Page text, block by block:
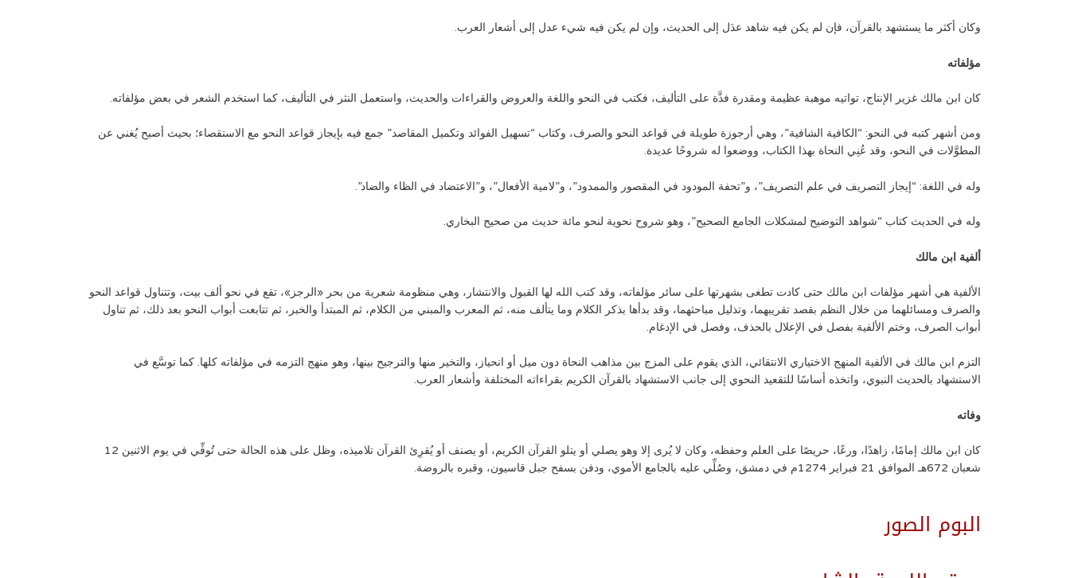
وكان أكثر ما يستشهد بالقرآن، فإن لم يكن فيه شاهد عدَل إلى الحديث، وإن لم يكن فيه شيء عدل إلى أشعار العرب.
مؤلفاته
كان ابن مالك غزير الإنتاج، تواتيه موهبة عظيمة ومقدرة فذَّة على التأليف، فكتب في النحو واللغة والعروض والقراءات والحديث، واستعمل النثر في التأليف، كما استخدم الشعر في بعض مؤلفاته.
ومن أشهر كتبه في النحو: “الكافية الشافية”، وهي أرجوزة طويلة في قواعد النحو والصرف، وكتاب “تسهيل الفوائد وتكميل المقاصد” جمع فيه بإيجاز قواعد النحو مع الاستقصاء؛ بحيث أصبح يُغني عن
المطوَّلات في النحو، وقد عُنِي النحاة بهذا الكتاب، ووضعوا له شروحًا عديدة.
وله في اللغة: “إيجاز التصريف في علم التصريف”، و”تحفة المودود في المقصور والممدود”، و”لامية الأفعال”، و”الاعتضاد في الظاء والضاد”.
وله في الحديث كتاب “شواهد التوضيح لمشكلات الجامع الصحيح”، وهو شروح نحوية لنحو مائة حديث من صحيح البخاري.
ألفية ابن مالك
الألفية هي أشهر مؤلفات ابن مالك حتى كادت تطغى بشهرتها على سائر مؤلفاته، وقد كتب الله لها القبول والانتشار، وهي منظومة شعرية من بحر «الرجز»، تقع في نحو ألف بيت، وتتناول قواعد النحو
والصرف ومسائلهما من خلال النظم بقصد تقريبهما، وتذليل مباحثهما، وقد بدأها بذكر الكلام وما يتألف منه، ثم المعرب والمبني من الكلام، ثم المبتدأ والخبر، ثم تتابعت أبواب النحو بعد ذلك، ثم تناول
أبواب الصرف، وختم الألفية بفصل في الإعلال بالحذف، وفصل في الإدغام.
التزم ابن مالك في الألفية المنهج الاختياري الانتقائي، الذي يقوم على المزج بين مذاهب النحاة دون ميل أو انحياز، والتخير منها والترجيح بينها، وهو منهج التزمه في مؤلفاته كلها. كما توسَّع في
الاستشهاد بالحديث النبوي، واتخذه أساسًا للتقعيد النحوي إلى جانب الاستشهاد بالقرآن الكريم بقراءاته المختلفة وأشعار العرب.
وفاته
كان ابن مالك إمامًا، زاهدًا، ورعًا، حريصًا على العلم وحفظه، وكان لا يُرى إلا وهو يصلي أو يتلو القرآن الكريم، أو يصنف أو يُقرِئ القرآن تلاميذه، وظل على هذه الحالة حتى تُوفِّي في يوم الاثنين 12
شعبان 672هـ الموافق 21 فبراير 1274م في دمشق، وصُلِّي عليه بالجامع الأموي، ودفن بسفح جبل قاسيون، وقبره بالروضة.
البوم الصور